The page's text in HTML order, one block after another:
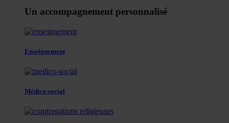
Un accompagnement personnalisé
Enseignement
Médico-social